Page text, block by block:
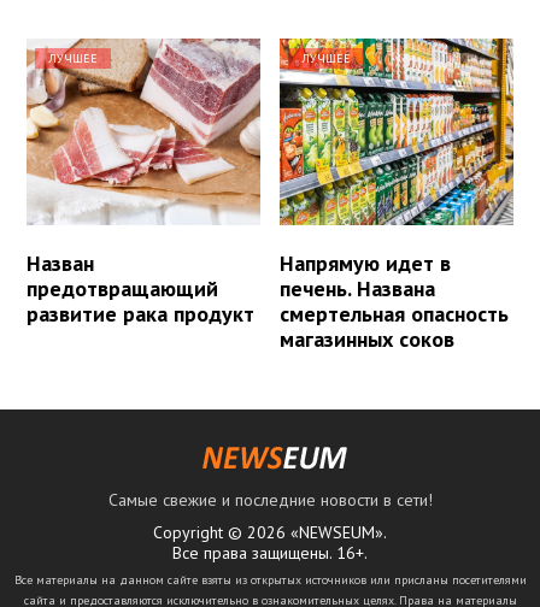
ЛУЧШЕЕ
Назван
предотвращающий
развитие рака продукт
ЛУЧШЕЕ
Напрямую идет в
печень. Названа
смертельная опасность
магазинных соков
Самые свежие и последние новости в сети!
Copyright © 2026 «NEWSEUM».
Все права защищены. 16+.
Все материалы на данном сайте взяты из открытых источников или присланы посетителями
сайта и предоставляются исключительно в ознакомительных целях. Права на материалы